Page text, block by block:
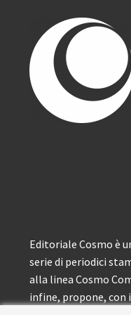
Editoriale Cosmo è
serie di periodici
alla linea Cosmo
infine, propone, con